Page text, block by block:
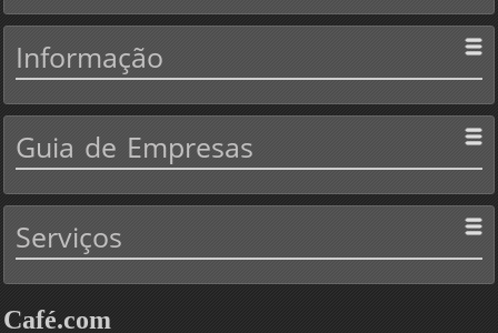
Informação
Guia de Empresas
Serviços
Café.com